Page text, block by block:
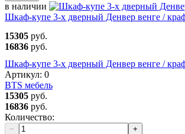
в наличии
Шкаф-купе 3-х дверный Денвер венге /
15305 руб.
16836 руб.
Шкаф-купе 3-х дверный Денвер венге /
Артикул: 0
BTS мебель
15305 руб.
16836 руб.
Количество:
− +